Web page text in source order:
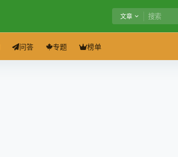
文章
问答 专题 榜单